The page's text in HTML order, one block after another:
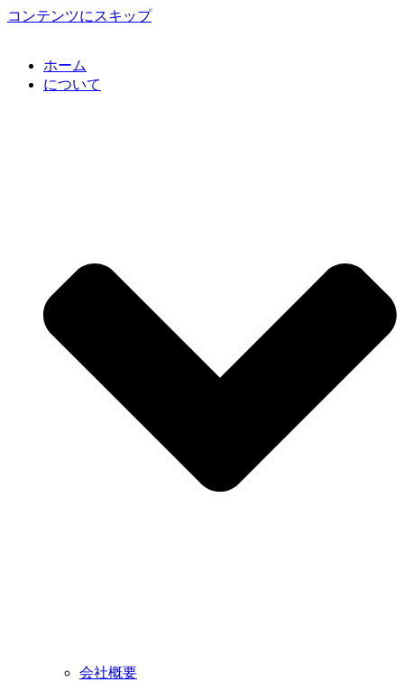
コンテンツにスキップ
ホーム
について
会社概要